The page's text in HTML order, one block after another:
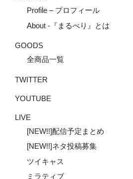
Profile – プロフィール
About -『まるべり』とは
GOODS
全商品一覧
TWITTER
YOUTUBE
LIVE
[NEW!!]配信予定まとめ
[NEW!!]ネタ投稿募集
ツイキャス
ミラティブ